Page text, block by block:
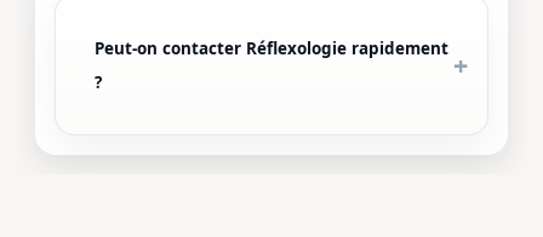
Peut-on contacter Réflexologie rapidement
?